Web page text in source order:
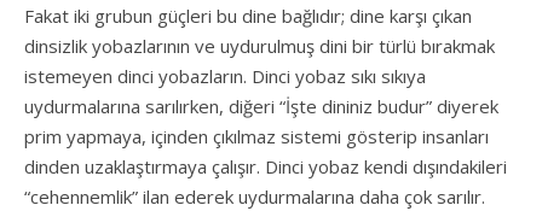
Fakat iki grubun güçleri bu dine bağlıdır; dine karşı çıkan
dinsizlik yobazlarının ve uydurulmuş dini bir türlü bırakmak
istemeyen dinci yobazların. Dinci yobaz sıkı sıkıya
uydurmalarına sarılırken, diğeri “İşte dininiz budur” diyerek
prim yapmaya, içinden çıkılmaz sistemi gösterip insanları
dinden uzaklaştırmaya çalışır. Dinci yobaz kendi dışındakileri
“cehennemlik” ilan ederek uydurmalarına daha çok sarılır.